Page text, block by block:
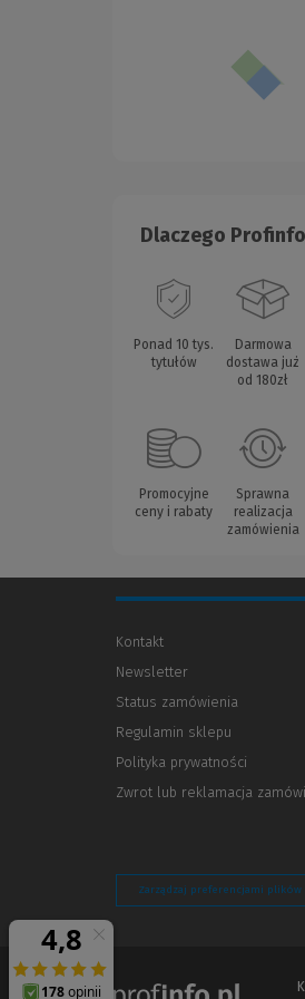
Dlaczego
Ponad 10 tys.
tytułów
Darmowa
dostawa już
od 180zł
Promocyjne
ceny i rabaty
Sprawna
realizacja
zamówienia
Kontakt
Newsletter
Status zamówienia
Regulamin sklepu
Polityka prywatności
innej
Zwrot lub reklamacja
Zarządzaj preferencjami